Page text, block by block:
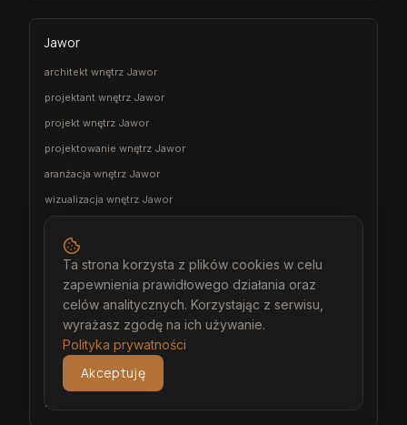
Jawor
architekt wnętrz Jawor
projektant wnętrz Jawor
projekt wnętrz Jawor
projektowanie wnętrz Jawor
aranżacja wnętrz Jawor
wizualizacja wnętrz Jawor
stolarz Jawor
kuchnia na wymiar Jawor
szafa na wymiar Jawor
garderoba na wymiar Jawor
wiatrołap na wymiar Jawor
meble łazienkowe na wymiar Jawor
meble pokojowe na wymiar Jawor
Ta strona korzysta z plików cookies w celu
zapewnienia prawidłowego działania oraz
celów analitycznych. Korzystając z serwisu,
wyrażasz zgodę na ich używanie.
Polityka prywatności
Akceptuję